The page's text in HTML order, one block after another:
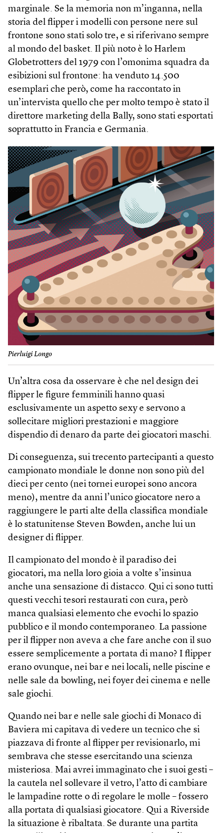
marginale. Se la memoria non m’inganna, nella
storia del flipper i modelli con persone nere sul
frontone sono stati solo tre, e si riferivano sempre
al mondo del basket. Il più noto è lo Harlem
Globetrotters del 1979 con l’omonima squadra da
esibizioni sul frontone: ha venduto 14.500
esemplari che però, come ha raccontato in
un’intervista quello che per molto tempo è stato il
direttore marketing della Bally, sono stati esportati
soprattutto in Francia e Germania.
Pierluigi Longo
Un’altra cosa da osservare è che nel design dei
flipper le figure femminili hanno quasi
esclusivamente un aspetto sexy e servono a
sollecitare migliori prestazioni e maggiore
dispendio di denaro da parte dei giocatori maschi.
Di conseguenza, sui trecento partecipanti a questo
campionato mondiale le donne non sono più del
dieci per cento (nei tornei europei sono ancora
meno), mentre da anni l’unico giocatore nero a
raggiungere le parti alte della classifica mondiale
è lo statu­nitense Steven Bowden, anche lui un
designer di flipper.
Il campionato del mondo è il paradiso dei
giocatori, ma nella loro gioia a volte s’insinua
anche una sensazione di distacco. Qui ci sono tutti
questi vecchi tesori restaurati con cura, però
manca qualsiasi elemento che evochi lo spazio
pubblico e il mondo contemporaneo. La passione
per il flipper non aveva a che fare anche con il suo
essere semplicemente a portata di mano? I flipper
erano ovunque, nei bar e nei locali, nelle piscine e
nelle sale da bowling, nei foyer dei cinema e nelle
sale giochi.
Quando nei bar e nelle sale giochi di Monaco di
Baviera mi capitava di vedere un tecnico che si
piazzava di fronte al flipper per revisionarlo, mi
sembrava che stesse esercitando una scienza
misteriosa. Mai avrei immaginato che i suoi gesti –
la cautela nel sollevare il vetro, l’atto di cambiare
le lampadine rotte o di regolare le molle – fossero
alla portata di qualsiasi giocatore. Qui a Riverside
la situazione è ribaltata. Se durante una partita